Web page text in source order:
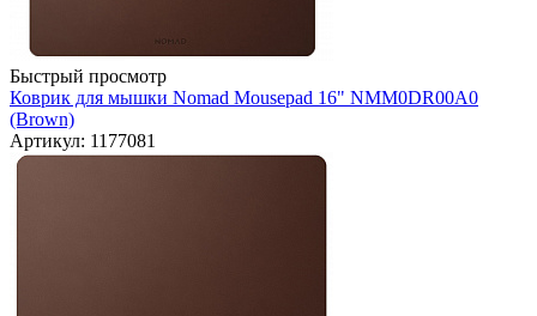
Быстрый просмотр
Коврик для мышки Nomad Mousepad 16" NMM0DR00A0
(Brown)
Артикул: 1177081